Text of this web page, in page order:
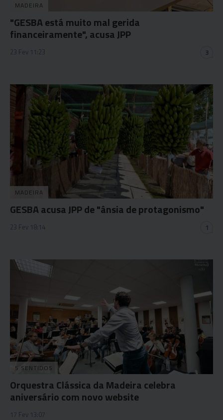
MADEIRA
"GESBA está muito mal gerida
financeiramente", acusa JPP
23 Fev 11:23 3
MADEIRA
GESBA acusa JPP de "ânsia de protagonismo"
23 Fev 18:14 1
5 SENTIDOS
Orquestra Clássica da Madeira celebra
aniversário com novo website
17 Fev 13:07